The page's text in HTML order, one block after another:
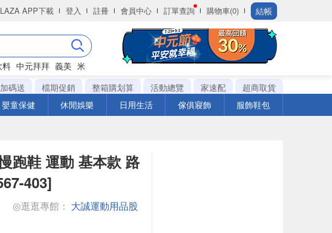
APP下載 登入 註冊 會員中心 訂單查詢 購物車(0) 結帳
料 中元拜拜 義美 米
碼送 檔期促銷 整箱購划算 活動總覽 家速配
超商取貨
嬰童保健 休閒娛樂 日用生活 傢俱寢飾 服飾鞋包
跑鞋 運動 基本款 路
403]
◎逛逛專館： 大誠運動用品股